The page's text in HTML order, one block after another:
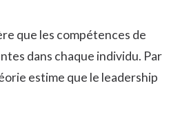
que les compétences de
dans chaque individu. Par
estime que le leadership